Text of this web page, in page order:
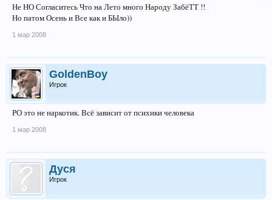
Не НО Согласитесь Что на Лето много Народу ЗабёТТ !!
Но патом Осень и Все как и БЫло))
1 мар 2008
GoldenBoy
Игрок
РО это не наркотик. Всё зависит от психики человека
1 мар 2008
Дуся
Игрок